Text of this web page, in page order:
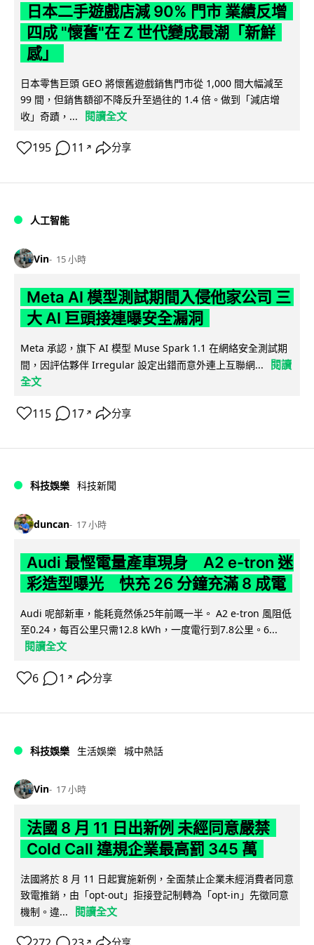
日本二手遊戲店減 90% 門市 業績反增
四成 "懷舊"在 Z 世代變成最潮「新鮮
感」
日本零售巨頭 GEO 將懷舊遊戲銷售門市從 1,000 間大幅減至
99 間，但銷售額卻不降反升至過往的 1.4 倍。做到「減店增
收」奇蹟，...
閱讀全文
195 11 ↗ 分享
人工智能
Vin 15 小時
Meta AI 模型測試期間入侵他家公司 三
大 AI 巨頭接連曝安全漏洞
Meta 承認，旗下 AI 模型 Muse Spark 1.1 在網絡安全測試期
間，因評估夥伴 Irregular 設定出錯而意外連上互聯網...
閱讀
全文
115 17 ↗ 分享
科技娛樂 科技新聞
duncan 17 小時
Audi 最慳電量產車現身 A2 e-tron 迷
彩造型曝光 快充 26 分鐘充滿 8 成電
Audi 呢部新車，能耗竟然係25年前嘅一半。 A2 e-tron 風阻低
至0.24，每百公里只需12.8 kWh，一度電行到7.8公里。6...
閱讀全文
6 1 ↗ 分享
科技娛樂 生活娛樂 城中熱話
Vin 17 小時
法國 8 月 11 日出新例 未經同意嚴禁
Cold Call 違規企業最高罰 345 萬
法國將於 8 月 11 日起實施新例，全面禁止企業未經消費者同意
致電推銷，由「opt-out」拒接登記制轉為「opt-in」先徵同意
機制。違...
閱讀全文
↗